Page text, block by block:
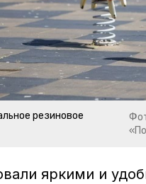
резиновое
яркими и